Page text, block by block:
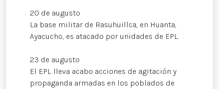
20 de augusto
La base militar de Rasuhuillca, en Huanta,
Ayacucho, es atacado por unidades de EPL.
23 de augusto
El EPL lleva acabo acciones de agitación y
propaganda armadas en los poblados de